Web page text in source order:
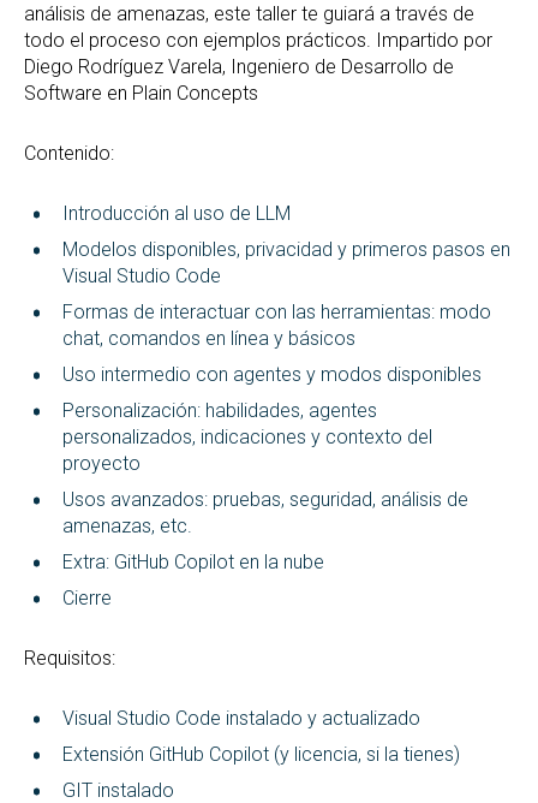
análisis de amenazas, este taller te guiará a través de
todo el proceso con ejemplos prácticos. Impartido por
Diego Rodríguez Varela, Ingeniero de Desarrollo de
Software en Plain Concepts
Contenido:
Introducción al uso de LLM
Modelos disponibles, privacidad y primeros pasos en
Visual Studio Code
Formas de interactuar con las herramientas: modo
chat, comandos en línea y básicos
Uso intermedio con agentes y modos disponibles
Personalización: habilidades, agentes
personalizados, indicaciones y contexto del
proyecto
Usos avanzados: pruebas, seguridad, análisis de
amenazas, etc.
Extra: GitHub Copilot en la nube
Cierre
Requisitos:
Visual Studio Code instalado y actualizado
Extensión GitHub Copilot (y licencia, si la tienes)
GIT instalado